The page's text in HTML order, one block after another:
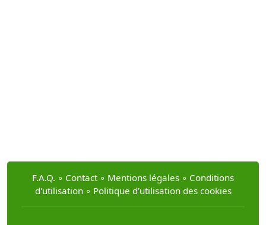
F.A.Q. ∘ Contact ∘ Mentions légales ∘ Conditions
d'utilisation∘ Politique d’utilisation des cookies